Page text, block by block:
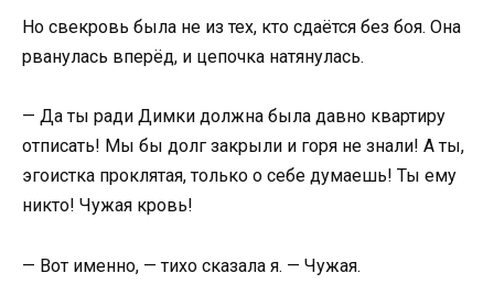
Но свекровь была не из тех, кто сдаётся без боя. Она
рванулась вперёд, и цепочка натянулась.
— Да ты ради Димки должна была давно квартиру
отписать! Мы бы долг закрыли и горя не знали! А ты,
эгоистка проклятая, только о себе думаешь! Ты ему
никто! Чужая кровь!
— Вот именно, — тихо сказала я. — Чужая.